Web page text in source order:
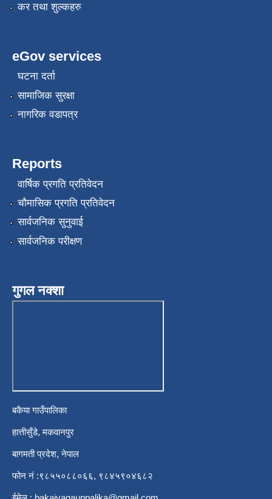
कर तथा शुल्कहरु
eGov services
घटना दर्ता
सामाजिक सुरक्षा
नागरिक वडापत्र
Reports
वार्षिक प्रगति प्रतिवेदन
चौमासिक प्रगति प्रतिवेदन
सार्वजनिक सुनुवाई
सार्वजनिक परीक्षण
गुगल नक्शा
बकैया गाउँपालिका
हात्तीसुँडे, मकवानपुर
बागमती प्रदेश, नेपाल
फोन नं :९८५५०८८०६६, ९८४५९०४६८२